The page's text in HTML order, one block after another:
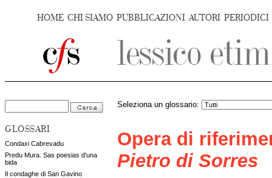
HOME CHI SIAMO PUBBLICAZIONI AUTORI PERIODICI
GLOSSARI
Condaxi Cabrevadu
Predu Mura. Sas poesias d'una
bida
Il condaghe di San Gavino
Seleziona un glossario:
Opera di
Pietro di Sorres